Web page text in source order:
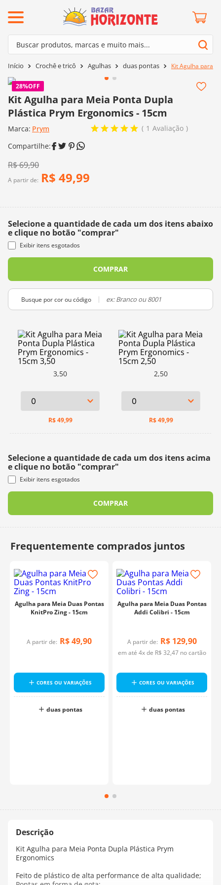
Buscar produtos, marcas e muito mais...
Crochê e tricô Agulhas duas pontas Kit Agulha para
28%OFF
Kit Agulha para Meia Ponta Dupla
Plástica Prym Ergonomics - 15cm
Marca: Prym 1 Avaliação
R$69,90
A partir de: R$ 49,99
Selecione a quantidade de cada um dos itens abaixo
e clique no botão "comprar"
Exibir itens esgotados
COMPRAR
Busque por cor ou código
3,50
R$49,99
2,50
R$49,99
Selecione a quantidade de cada um dos itens acima
e clique no botão "comprar"
Exibir itens esgotados
COMPRAR
Agulha para Meia Duas Pontas
KnitPro Zing - 15cm
A partir de: R$49,90
CORES OU VARIAÇÕES
duas pontas
Agulha para Meia Duas Pontas
Addi Colibri - 15cm
A partir de: R$ 129,90
em até 4x de R$ 32,47no cartão
CORES OU VARIAÇÕES
duas pontas
Kit Agulha para Meia Ponta Dupla Plástica Prym
Ergonomics
Feito de plástico de alta performance de alta qualidade;
Termos mais buscados
2º mollet
3º kit amigurumi
4º fio amigurumi
5º agulha crochê
6º euroroma
7º lã cisne
10º dmc
mais buscados
barroco
mollet
kit amigurumi
fio amigurumi
agulha crochê
batik